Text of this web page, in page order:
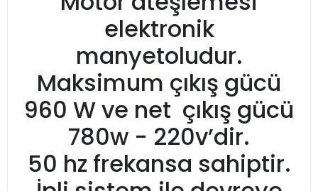
elektronik
manyetoludur.
Maksimum çıkış gücü
960 W ve net çıkış gücü
780w - 220v’dir.
50 hz frekansa sahiptir.